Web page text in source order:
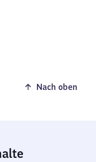
Nach oben